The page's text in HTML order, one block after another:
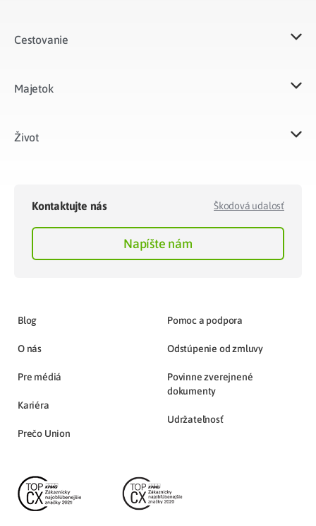
Cestovanie
Majetok​
Život​
Kontaktujte nás Škodová udalosť
Napíšte nám
Blog
O nás
Pre médiá
Kariéra
Prečo Union
Pomoc a podpora
Odstúpenie od zmluvy
Povinne zverejnené
dokumenty
Udržateľnosť